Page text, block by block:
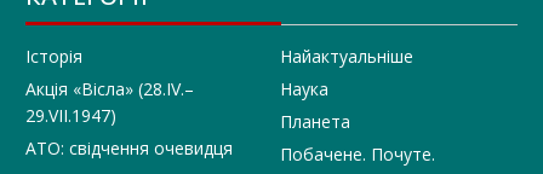
Історія
Акція «Вісла» (28.IV.–
29.VII.1947)
АТО: свідчення очевидця
Найактуальніше
Наука
Планета
Побачене. Почуте.